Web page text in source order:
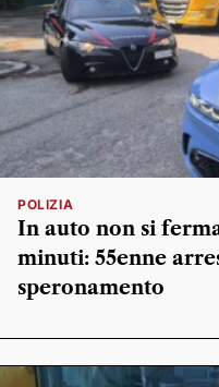
POLIZIA
In auto non si
minuti: 55enne
speronamento